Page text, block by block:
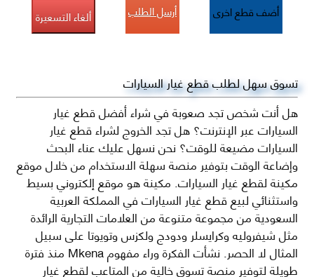
أضف قطع اخرى أرسل الطلب ألغاء التسعيرة
تسوق سهل لطلب قطع غيار السيارات
هل أنت شخص تجد صعوبة في شراء أفضل قطع غيار
السيارات عبر الإنترنت؟ هل تجد الخروج لشراء قطع غيار
السيارات مضيعة للوقت؟ نحن نسهل عليك عناء البحث
وإضاعة الوقت بتوفير منصة سهلة الاستخدام من خلال موقع
مكينة لقطع غيار السيارات. مكينة هو موقع إلكتروني بسيط
واستثنائي لبيع قطع غيار السيارات في المملكة العربية
السعودية من مجموعة متنوعة من العلامات التجارية الرائدة
مثل شيفروليه وكرايسلر ودودج ولكزس وتويوتا على سبيل
المثال لا الحصر. نشأت الفكرة وراء مفهوم Mkena منذ فترة
طويلة لتوفير منصة تسوق خالية من المتاعب لقطع غيار